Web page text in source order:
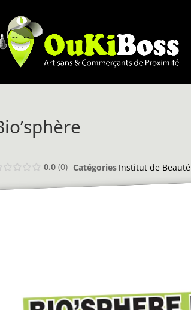
0.0 0 Catégories Institut de Beauté